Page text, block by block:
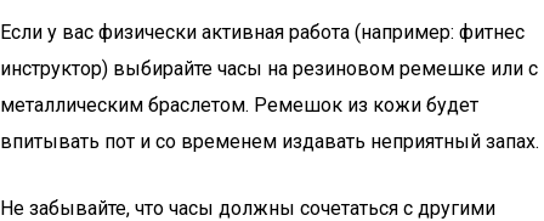
Если у вас физически активная работа (например: фитнес
инструктор) выбирайте часы на резиновом ремешке или с
металлическим браслетом. Ремешок из кожи будет
впитывать пот и со временем издавать неприятный запах.
Не забывайте, что часы должны сочетаться с другими